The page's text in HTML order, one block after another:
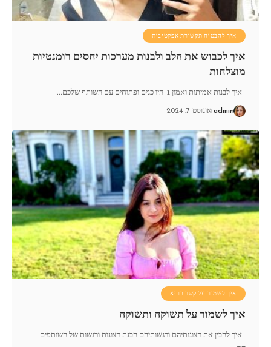
איך להבטיח תקשורת אפקטיבית
איך לכבוש את הלב ולבנות מערכות יחסים רומנטיות
מוצלחות
איך לבנות אמיתות ואמון 1. היו כנים ופתוחים עם השותף שלכם. …
admin אוגוסט 7, 2024
איך לשמור על קשר בריא
איך לשמור על תשוקה ותשוקה
איך להבין את רצונותיהם ורגשותיהם הבנת רצונות ורגשות של השותפים